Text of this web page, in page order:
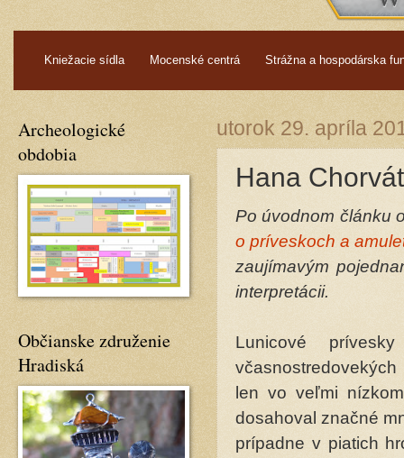
Kniežacie sídla
Mocenské centrá Strážna a hospodárska
utorok 29. apríla
Hana
Po úvodnom článku
o príveskoch a
zaujímavým
interpretácii.
Lunicové
len vo veľmi
dosahoval značné
prípadne v piatich
Archeologické
obdobia
Občianske združenie
Hradiská